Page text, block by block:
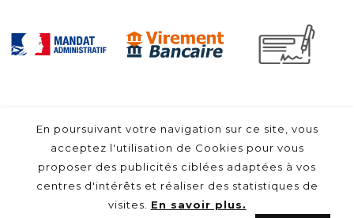
En poursuivant votre navigation sur ce site, vous
acceptez l'utilisation de Cookies pour vous
proposer des publicités ciblées adaptées à vos
centres d'intérêts et réaliser des statistiques de
visites. En savoir plus.